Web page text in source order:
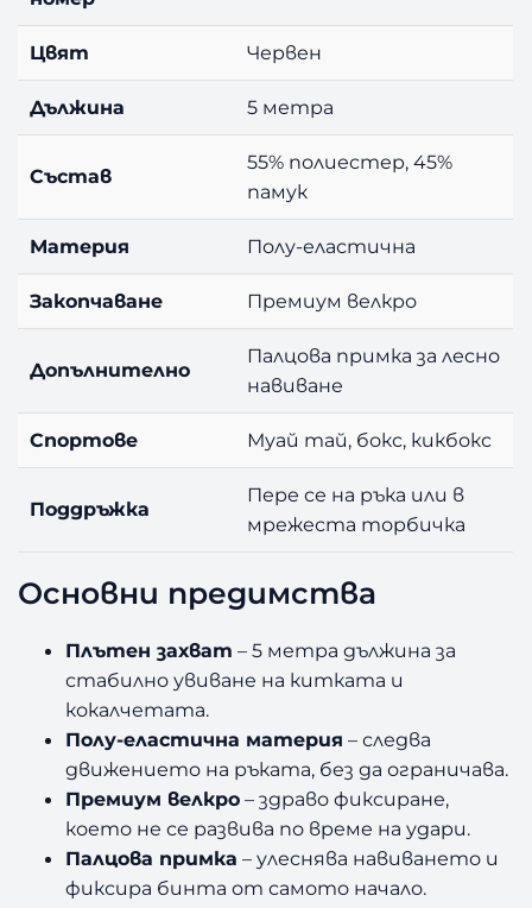
Цвят Червен
Дължина 5 метра
Състав
55% полиестер, 45%
памук
Материя Полу-еластична
Закопчаване Премиум велкро
Допълнително
Палцова примка за лесно
навиване
Спортове Муай тай, бокс, кикбокс
Поддръжка
Пере се на ръка или в
мрежеста торбичка
Основни предимства
Плътен захват – 5 метра дължина за
стабилно увиване на китката и
кокалчетата.
Полу-еластична материя – следва
движението на ръката, без да ограничава.
Премиум велкро – здраво фиксиране,
което не се развива по време на удари.
Палцова примка – улеснява навиването и
фиксира бинта от самото начало.